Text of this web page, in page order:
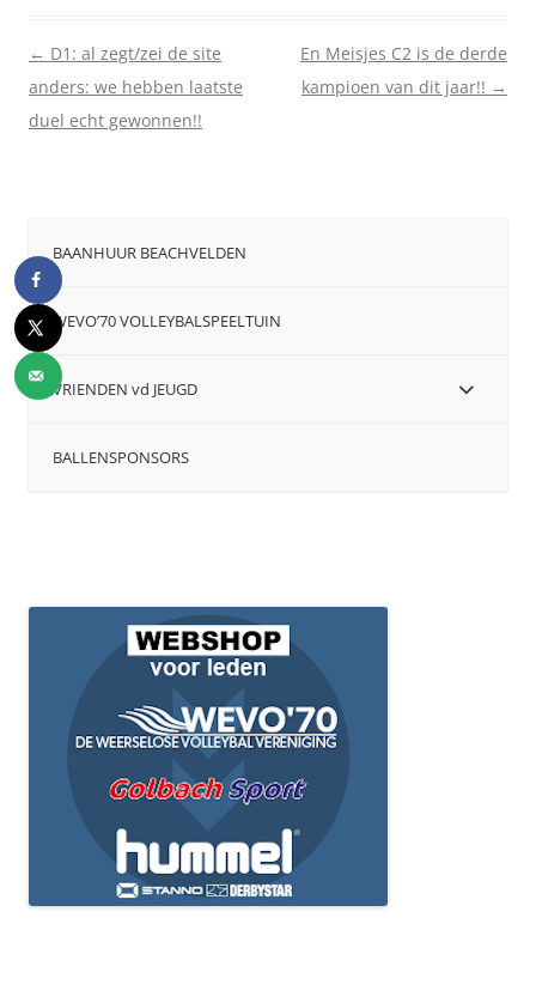
Berichtnavigatie
← D1: al zegt/zei de site
anders: we hebben laatste
duel echt gewonnen!!
En Meisjes C2 is de derde
kampioen van dit jaar!! →
BAANHUUR BEACHVELDEN
WEVO’70 VOLLEYBALSPEELTUIN
VRIENDEN vd JEUGD
BALLENSPONSORS